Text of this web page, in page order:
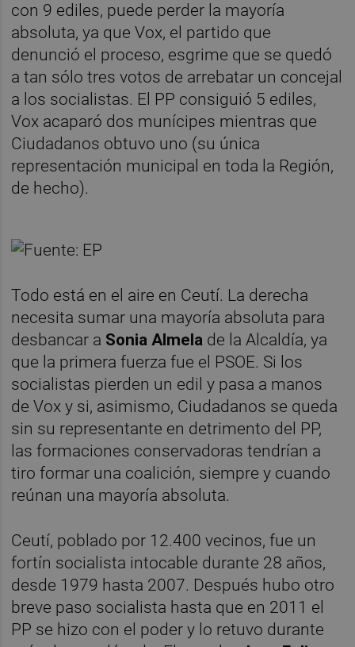
con 9 ediles, puede perder la mayoría
absoluta, ya que Vox, el partido que
denunció el proceso, esgrime que se quedó
a tan sólo tres votos de arrebatar un concejal
a los socialistas. El PP consiguió 5 ediles,
Vox acaparó dos munícipes mientras que
Ciudadanos obtuvo uno (su única
representación municipal en toda la Región,
de hecho).
Todo está en el aire en Ceutí. La derecha
necesita sumar una mayoría absoluta para
desbancar a Sonia Almela de la Alcaldía, ya
que la primera fuerza fue el PSOE. Si los
socialistas pierden un edil y pasa a manos
de Vox y si, asimismo, Ciudadanos se queda
sin su representante en detrimento del PP,
las formaciones conservadoras tendrían a
tiro formar una coalición, siempre y cuando
reúnan una mayoría absoluta.
Ceutí, poblado por 12.400 vecinos, fue un
fortín socialista intocable durante 28 años,
desde 1979 hasta 2007. Después hubo otro
breve paso socialista hasta que en 2011 el
PP se hizo con el poder y lo retuvo durante